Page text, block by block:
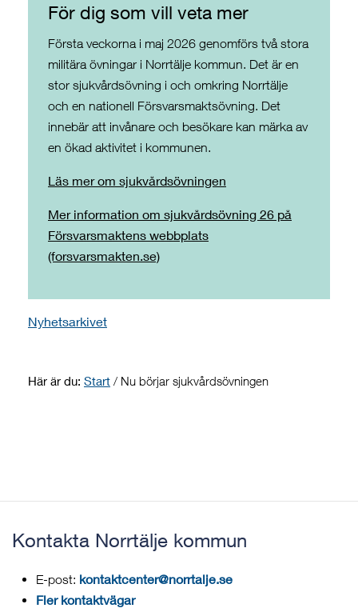
För dig som vill veta mer
Första veckorna i maj 2026 genomförs två stora
militära övningar i Norrtälje kommun. Det är en
stor sjukvårdsövning i och omkring Norrtälje
och en nationell Försvarsmaktsövning. Det
innebär att invånare och besökare kan märka av
en ökad aktivitet i kommunen.
Läs mer om sjukvårdsövningen
Mer information om sjukvårdsövning 26 på
Försvarsmaktens webbplats
(forsvarsmakten.se)
Nyhetsarkivet
Här är du: Start / Nu börjar sjukvårdsövningen
Kontakta Norrtälje kommun
E-post: kontaktcenter@norrtalje.se
Fler kontaktvägar